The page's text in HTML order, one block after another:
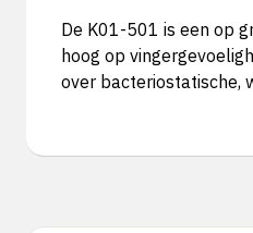
De K01-501 is een op
hoog op
over bacteriostatische,